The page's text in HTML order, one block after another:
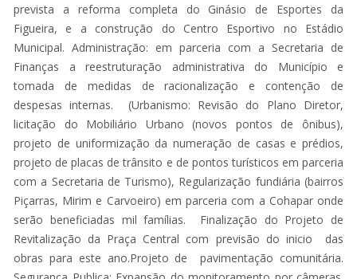
prevista a reforma completa do Ginásio de Esportes da
Figueira, e a construção do Centro Esportivo no Estádio
Municipal. Administração: em parceria com a Secretaria de
Finanças a reestruturação administrativa do Município e
tomada de medidas de racionalização e contenção de
despesas internas. (Urbanismo: Revisão do Plano Diretor,
licitação do Mobiliário Urbano (novos pontos de ônibus),
projeto de uniformização da numeração de casas e prédios,
projeto de placas de trânsito e de pontos turísticos em parceria
com a Secretaria de Turismo), Regularização fundiária (bairros
Piçarras, Mirim e Carvoeiro) em parceria com a Cohapar onde
serão beneficiadas mil famílias. Finalização do Projeto de
Revitalização da Praça Central com previsão do inicio das
obras para este ano.Projeto de pavimentação comunitária.